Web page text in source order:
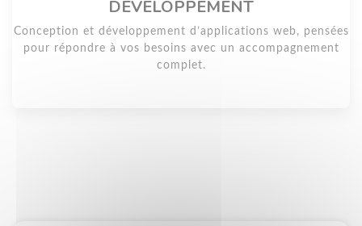
DÉVELOPPEMENT
Conception et développement d’applications web, pensées
pour répondre à vos besoins avec un accompagnement
complet.